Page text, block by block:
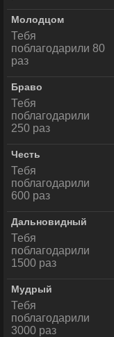
Молодцом
Тебя
поблагодарили 80
раз
Браво
Тебя
поблагодарили
250 раз
Честь
Тебя
поблагодарили
600 раз
Дальновидный
Тебя
поблагодарили
1500 раз
Мудрый
Тебя
поблагодарили
3000 раз